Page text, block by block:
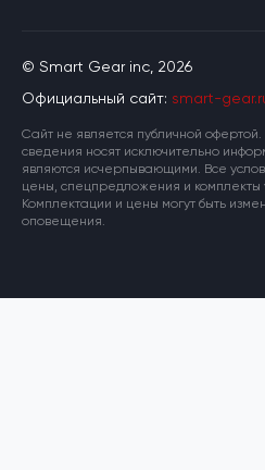
© Smart Gear inc, 2026
Официальный сайт: smart-
Cайт не является публичной
сведения носят исключительно
являются исчерпывающими. Все
цены, спецпредложения и комплекты
Комплектации и цены могут быть
оповещения.